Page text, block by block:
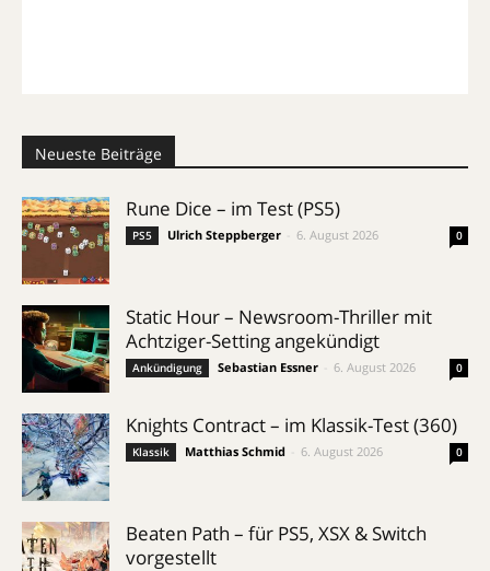
Neueste Beiträge
Rune Dice – im Test (PS5)
PS5 Ulrich Steppberger 6. August 2026 0
Static Hour – Newsroom-Thriller mit
Achtziger-Setting angekündigt
Ankündigung Sebastian Essner 6. August 2026 0
Knights Contract – im Klassik-Test (360)
Klassik Matthias Schmid 6. August 2026 0
Beaten Path – für PS5, XSX & Switch
vorgestellt